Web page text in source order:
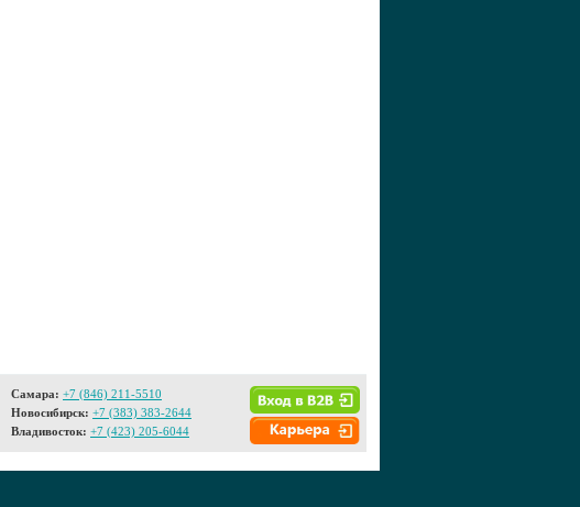
Самара: +7 (846) 211-5510
Новосибирск: +7 (383) 383-2644
Владивосток: +7 (423) 205-6044